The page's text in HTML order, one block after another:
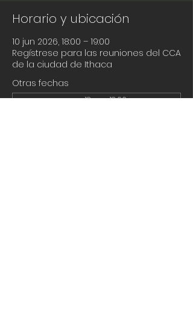
Horario y ubicación
10 jun 2026, 18:00 – 19:00
Regístrese para las reuniones del CCA
de la ciudad de Ithaca
Otras fechas
mar, 18 ago, 18:00